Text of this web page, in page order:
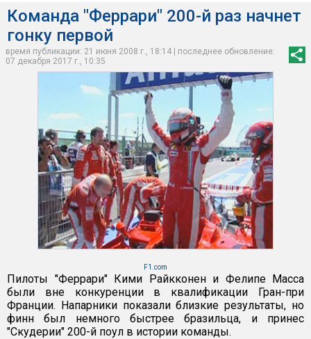
Команда "Феррари" 200-й раз начнет
гонку первой
время публикации: 21 июня 2008 г., 18:14 | последнее обновление:
07 декабря 2017 г., 10:35
F1.com
Пилоты "Феррари" Кими Райкконен и Фелипе Масса
были вне конкуренции в квалификации Гран-при
Франции. Напарники показали близкие результаты, но
финн был немного быстрее бразильца, и принес
"Скудерии" 200-й поул в истории команды.